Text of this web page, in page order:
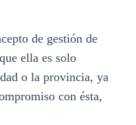
de gestión de
ella es solo
o la provincia, ya
con ésta,